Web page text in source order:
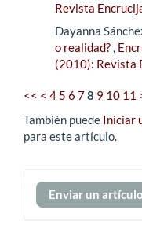
Revista
Dayanna
o realidad?,
(2010): Revista
<< < 4 5 6 78 9 10 11
También puede Iniciar
para este artículo.
Enviar
un
Enviar un artículo